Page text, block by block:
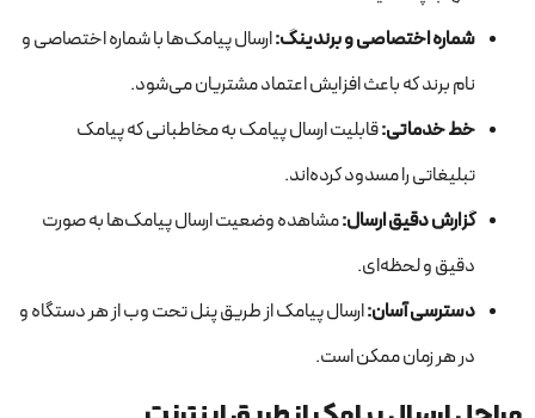
شماره اختصاصی و برندینگ:ارسال پیامک‌ها با شماره اختصاصی و
نام برند که باعث افزایش اعتماد مشتریان می‌شود.
خط خدماتی:قابلیت ارسال پیامک به مخاطبانی که پیامک
تبلیغاتی را مسدود کرده‌اند.
گزارش دقیق ارسال:مشاهده وضعیت ارسال پیامک‌ها به صورت
دقیق و لحظه‌ای.
دسترسی آسان:ارسال پیامک از طریق پنل تحت وب از هر دستگاه و
در هر زمان ممکن است.